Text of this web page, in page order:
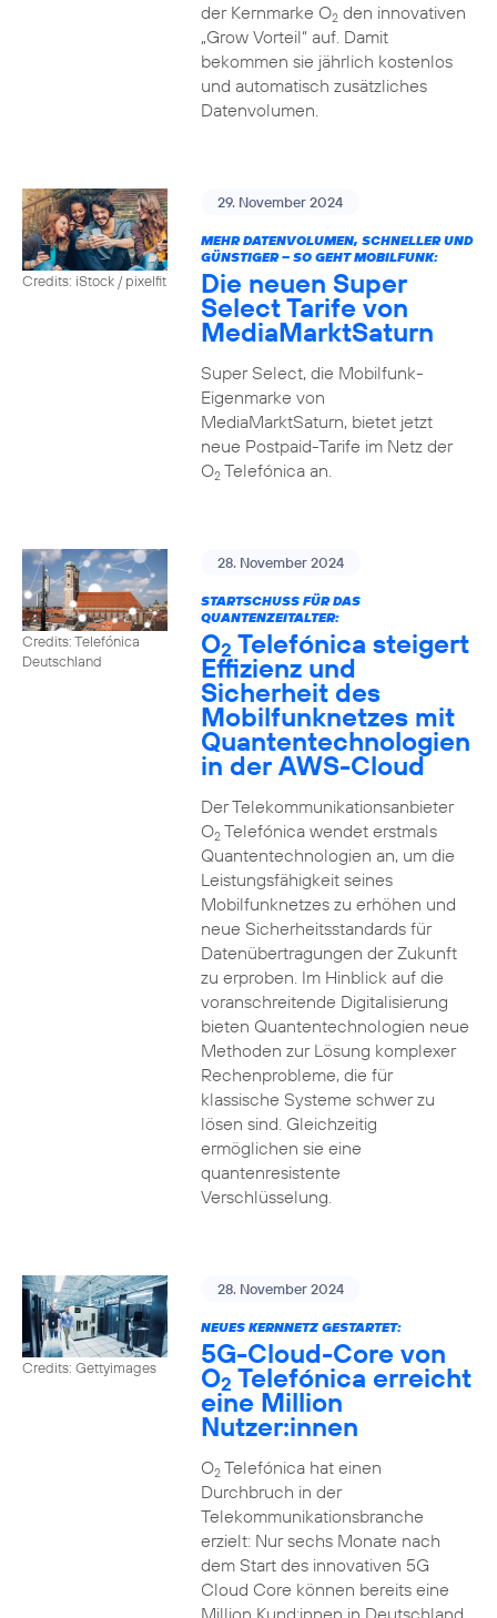
der Kernmarke O2den innovativen
„Grow Vorteil“ auf. Damit
bekommen sie jährlich kostenlos
und automatisch zusätzliches
Datenvolumen.
Credits: iStock / pixelfit
29. November 2024
MEHR DATENVOLUMEN, SCHNELLER UND
GÜNSTIGER – SO GEHT MOBILFUNK:
Die neuen Super
Select Tarife von
MediaMarktSaturn
Super Select, die Mobilfunk-
Eigenmarke von
MediaMarktSaturn, bietet jetzt
neue Postpaid-Tarife im Netz der
O2Telefónica an.
Credits: Telefónica
Deutschland
28. November 2024
STARTSCHUSS FÜR DAS
QUANTENZEITALTER:
O2 Telefónica steigert
Effizienz und
Sicherheit des
Mobilfunknetzes mit
Quantentechnologien
in der AWS-Cloud
Der Telekommunikationsanbieter
O2Telefónica wendet erstmals
Quantentechnologien an, um die
Leistungsfähigkeit seines
Mobilfunknetzes zu erhöhen und
neue Sicherheitsstandards für
Datenübertragungen der Zukunft
zu erproben. Im Hinblick auf die
voranschreitende Digitalisierung
bieten Quantentechnologien neue
Methoden zur Lösung komplexer
Rechenprobleme, die für
klassische Systeme schwer zu
lösen sind. Gleichzeitig
ermöglichen sie eine
quantenresistente
Verschlüsselung.
Credits: Gettyimages
28. November 2024
NEUES KERNNETZ GESTARTET:
5G-Cloud-Core von
O2 Telefónica erreicht
eine Million
Nutzer:innen
O2Telefónica hat einen
Durchbruch in der
Telekommunikationsbranche
erzielt: Nur sechs Monate nach
dem Start des innovativen 5G
Cloud Core können bereits eine
Million Kund:innen in Deutschland